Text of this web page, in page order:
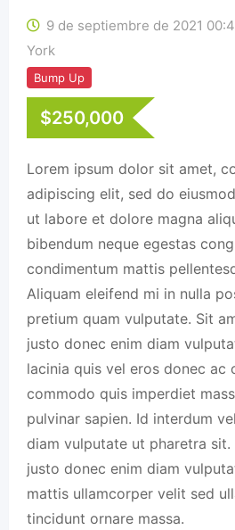
9 de septiembre de 2021
York
Bump Up
$250,000
Lorem ipsum dolor sit amet,
adipiscing elit, sed do
ut labore et dolore magna
bibendum neque egestas
condimentum mattis
Aliquam eleifend mi in nulla
pretium quam vulputate. Sit
justo donec enim diam
lacinia quis vel eros donec ac
commodo quis imperdiet
pulvinar sapien. Id interdum
diam vulputate ut pharetra
justo donec enim diam
mattis ullamcorper velit sed
tincidunt ornare massa.